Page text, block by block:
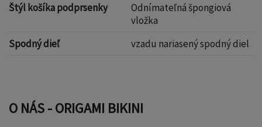
Štýl košíka podprsenky
Odnímateľná špongiová
vložka
Spodný dieľ
vzadu nariasený spodný diel
O NÁS - ORIGAMI BIKINI